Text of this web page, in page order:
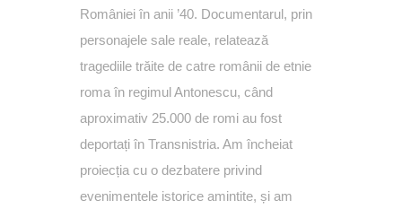
României în anii ’40. Documentarul, prin
personajele sale reale, relatează
tragediile trăite de catre românii de etnie
roma în regimul Antonescu, când
aproximativ 25.000 de romi au fost
deportați în Transnistria. Am încheiat
proiecția cu o dezbatere privind
evenimentele istorice amintite, și am